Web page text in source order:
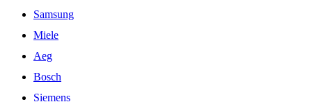
Samsung
Miele
Aeg
Bosch
Siemens